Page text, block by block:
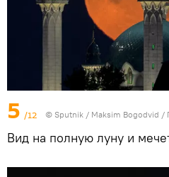
5 /12 © Sputnik / Maksim Bogodvid /
Вид на полную луну и